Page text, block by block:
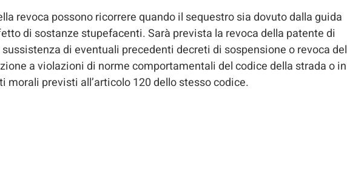
revoca possono ricorrere quando il sequestro sia dovuto dalla guida
di sostanze stupefacenti. Sarà prevista la revoca della patente di
di eventuali precedenti decreti di sospensione o revoca del
a violazioni di norme comportamentali del codice della strada o in
previsti all’articolo 120 dello stesso codice.